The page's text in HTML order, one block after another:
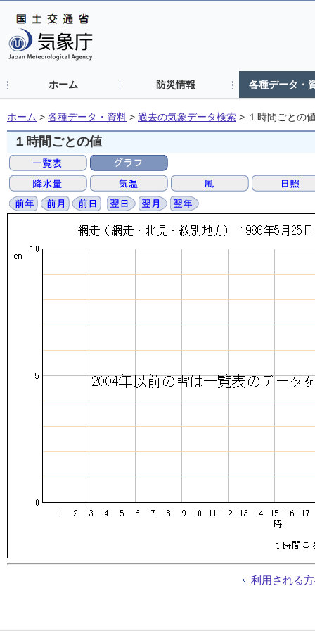
ホーム 防災情報 各種データ・
ホーム > 各種データ・資料 > 過去の気象データ検索 > １時間ごとの
１時間ごとの値
利用される